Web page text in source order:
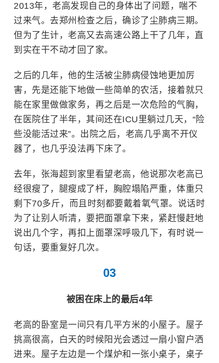
2013年，老高发现自己的身体出了问题，喘不
过来气。去郑州检查之后，确诊了尘肺病三期。
但为了生计，老高又去高速公路上干了几年，直
到实在干不动才回了家。
之后的几年，他的生活被尘肺病侵蚀地更加厉
害，先是还能下地做一些简单的农活，接着就只
能在家里做做家务，再之后是一次危险的气胸 ，
在医院住了半年，其间还在ICU里躺过几天，“险
些没能活过来”。出院之后，老高几乎离不开仪
器了，也几乎没法再下床了。
去年，张海超到家里看望老高，他说那次老高已
经很瘦了，腿瘦成了杆，胸腔塌陷严重，体重只
剩下70多斤，而且时刻都要戴着氧气罩。说话时
为了让别人听清，要把面罩拿下来，紧赶慢赶地
说出几个字，再扣上面罩深呼吸几下，有时说一
句话，要重复好几次。
03
被困在床上的最后4年
老高的卧室是一间只有几平方米的小屋子。屋子
挑高很高，白天的时候阳光会透过一扇小窗户洒
进来。屋子左边是一个煤炉和一张小桌子，桌子